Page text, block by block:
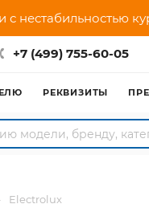
нестабильностью
+7 (499) 755-60-05
РЕКВИЗИТЫ
Electrolux